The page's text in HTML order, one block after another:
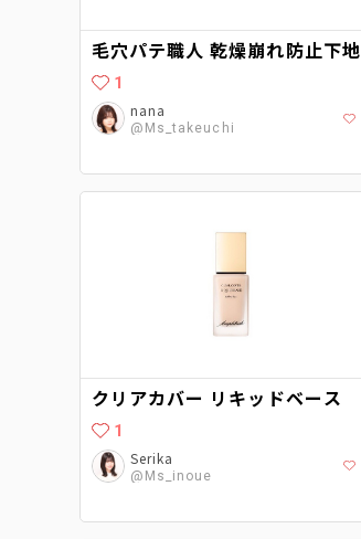
毛穴パテ職人 乾燥崩れ防止下地
1
nana
@Ms_takeuchi
クリアカバー リキッドベース
1
Serika
@Ms_inoue